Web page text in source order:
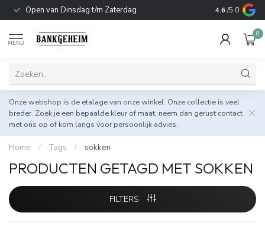
Open van Dinsdag t/m Zaterdag Duurzame &
4.6 /5.0
MENU
0
Onze webshop is de etalage van onze winkel. Onze collectie is veel
breder. Zoek je een bepaalde kleur of maat, neem dan gerust contact
met ons op of kom langs voor persoonlijk advies.
Home / Tags / sokken
PRODUCTEN GETAGD MET SOKKEN
FILTERS